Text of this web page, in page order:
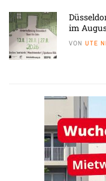
im
VON UTE